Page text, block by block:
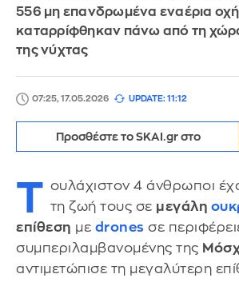
556 μη επανδρωμένα εναέρια
καταρρίφθηκαν πάνω από τη
της νύχτας
07:25, 17.05.2026 UPDATE: 11:12
Προσθέστε το SKAI.gr στο
Τ ουλάχιστον 4 άνθρωποι
τη ζωή τους σε μεγάλη
επίθεση με drones σε
συμπεριλαμβανομένης της
αντιμετώπισε τη μεγαλύτερη